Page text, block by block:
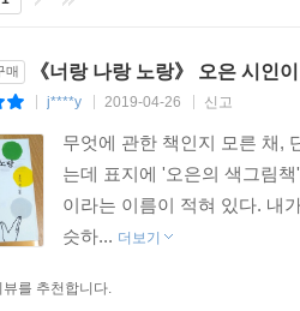
slow 흘러요flow. 때문에 옐로의
좌절하기도 해요. 그러나 인
plow. 당신과 한 베개pillow에 누워
내 버드나무willow 가지에 걸린 상
버렸던 알파벳 Y를 다시 발견한 거예
미술이 주제였지만 결국 오은이
하지 않을 것이며, 우리의 수용체
매 《너랑 나랑 노랑》 오은 시인
j****y 2019-04-26 신고
무엇에 관한 책인지 모른 채,
는데 표지에 '오은의 색그림
이라는 이름이 적혀 있다. 내
슷하... 더보기
뷰를 추천합니다.